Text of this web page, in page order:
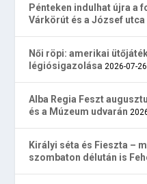
Pénteken indulhat újra a
Várkörút és a József
Női röpi: amerikai
légiósigazolása 2026-07-26
Alba Regia Feszt
és a Múzeum udvarán
Királyi séta és Fieszta –
szombaton délután is